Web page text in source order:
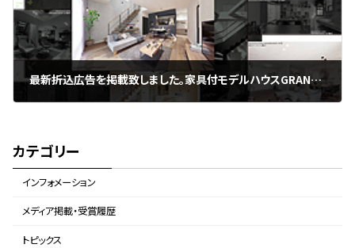
最新折込広告を掲載致しました。家具付モデルハウスGRAND OPEN！
カテゴリー
インフォメーション
メディア掲載・受賞履歴
トピックス